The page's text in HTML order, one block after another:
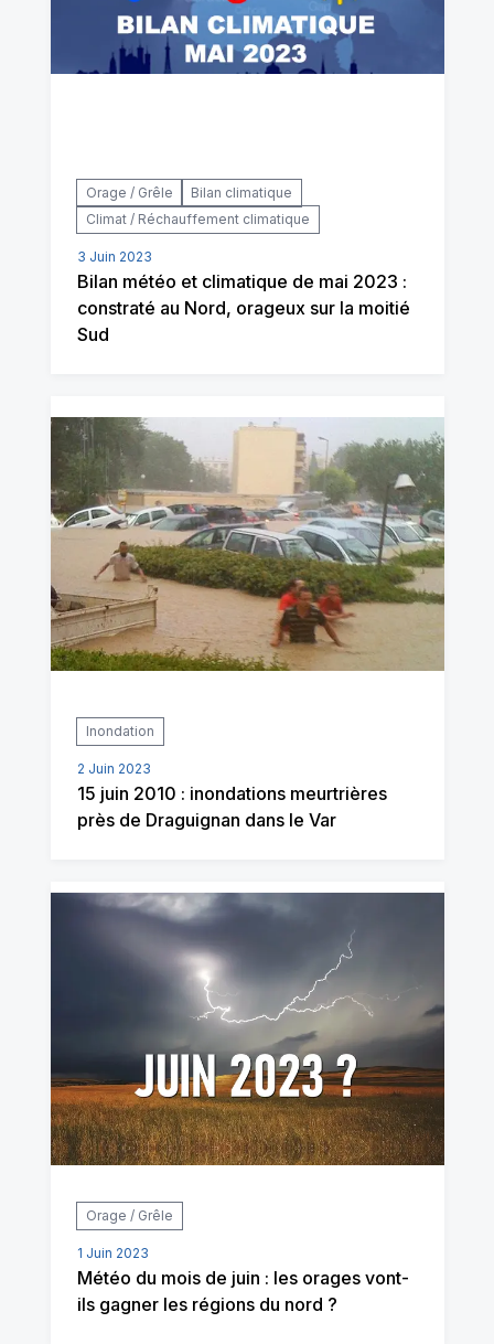
Orage / Grêle
Bilan climatique
Climat / Réchauffement climatique
3 Juin 2023
Bilan météo et climatique de mai 2023 :
constraté au Nord, orageux sur la moitié
Sud
Inondation
2 Juin 2023
15 juin 2010 : inondations meurtrières
près de Draguignan dans le Var
Orage / Grêle
1 Juin 2023
Météo du mois de juin : les orages vont-
ils gagner les régions du nord ?